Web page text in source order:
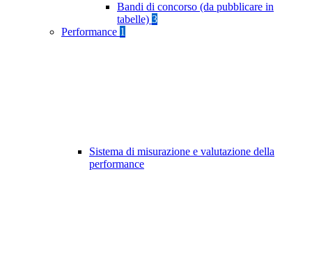
Bandi di concorso (da pubblicare in
tabelle) 3
Performance 1
Sistema di misurazione e valutazione della
performance